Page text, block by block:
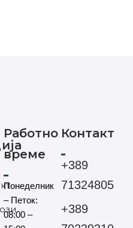
Работно
време
Понеделник
– Петок:
08:00 –
Контакт
+389
71324805
+389